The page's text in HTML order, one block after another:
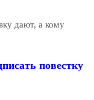
дают, а кому
повестку